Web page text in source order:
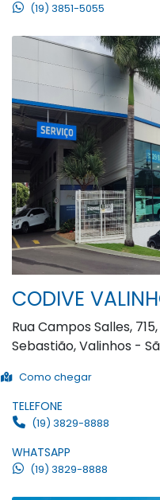
(19) 3851-5055
CODIVE
Rua Campos Salles,
Sebastião, Valinhos -
Como chegar
TELEFONE
(19) 3829-8888
WHATSAPP
(19) 3829-8888